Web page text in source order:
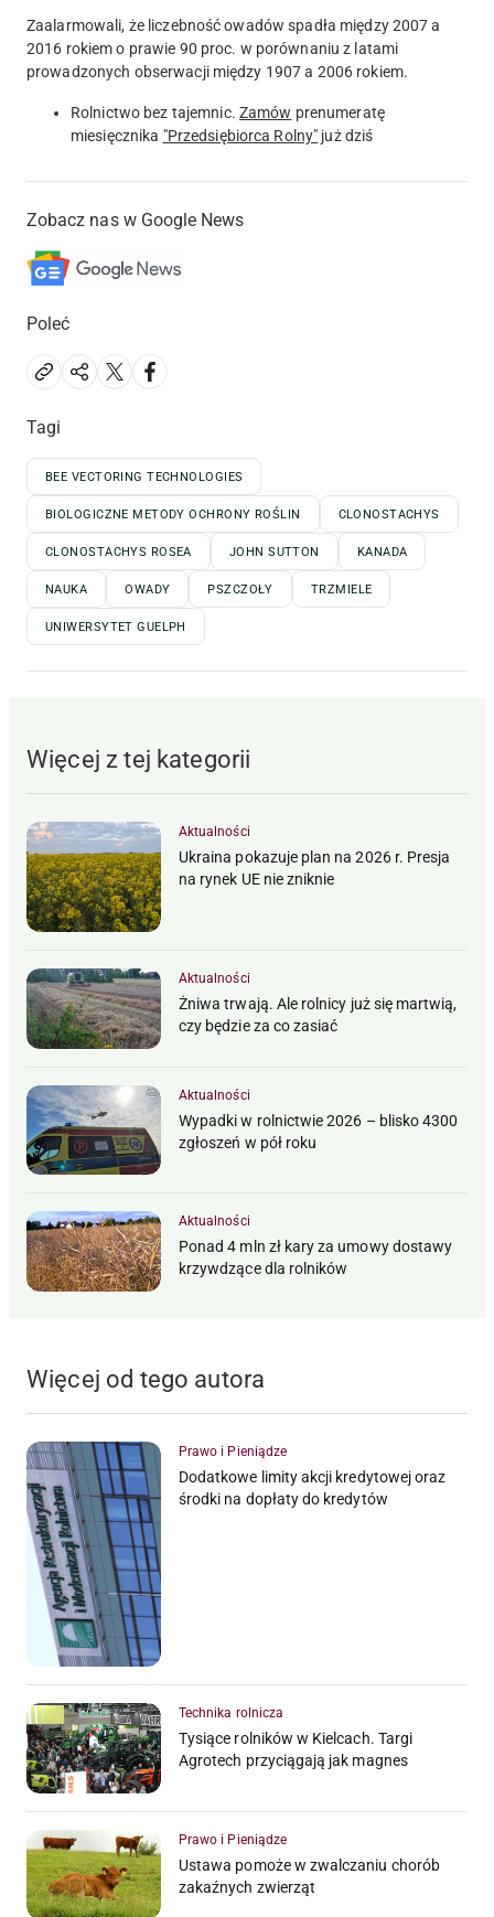
Zaalarmowali, że liczebność owadów spadła między 2007 a
2016 rokiem o prawie 90 proc. w porównaniu z latami
prowadzonych obserwacji między 1907 a 2006 rokiem.
Rolnictwo bez tajemnic. Zamów prenumeratę
miesięcznika "Przedsiębiorca Rolny" już dziś
Zobacz nas w Google News
Poleć
Tagi
BEE VECTORING TECHNOLOGIES
BIOLOGICZNE METODY OCHRONY ROŚLIN CLONOSTACHYS
CLONOSTACHYS ROSEA JOHN SUTTON KANADA
NAUKA OWADY PSZCZOŁY TRZMIELE
UNIWERSYTET GUELPH
Więcej z tej kategorii
Aktualności
Ukraina pokazuje plan na 2026 r. Presja
na rynek UE nie zniknie
Aktualności
Żniwa trwają. Ale rolnicy już się martwią,
czy będzie za co zasiać
Aktualności
Wypadki w rolnictwie 2026 – blisko 4300
zgłoszeń w pół roku
Aktualności
Ponad 4 mln zł kary za umowy dostawy
krzywdzące dla rolników
Więcej od tego autora
Prawo i Pieniądze
Dodatkowe limity akcji kredytowej oraz
środki na dopłaty do kredytów
Technika rolnicza
Tysiące rolników w Kielcach. Targi
Agrotech przyciągają jak magnes
Prawo i Pieniądze
Ustawa pomoże w zwalczaniu chorób
zakaźnych zwierząt